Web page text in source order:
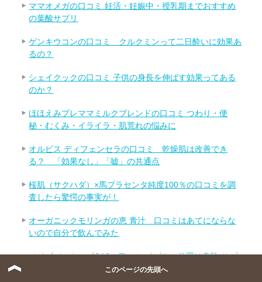
ママオメガの口コミ 妊活・妊娠中・授乳期までおすすめ
の葉酸サプリ
ゲンキウコンの口コミ クルクミンって二日酔いに効果あ
るの？
シェイクックの口コミ 子供の身長を伸ばす効果ってある
のか？
ほほえみプレママミルクブレンドの口コミ つわり・便
秘・むくみ・イライラ・肌荒れの悩みに
オルビス ディフェンセラの口コミ 乾燥肌は改善でき
る？ 「効果なし」「嘘」の共通点
桜肌（サクハダ）×馬プラセンタ純度100％の口コミを調
査したら驚愕の事実が！
オーガニックモリンガの恵 青汁 口コミはあてにならな
いので自分で飲んでみた
ノイズバスターズQ10の口コミ イビキの放置は危険 サプ
このページの先頭へ